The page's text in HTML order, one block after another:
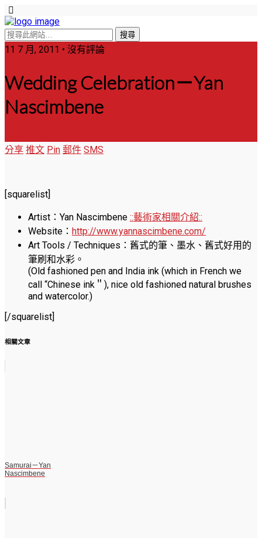
11 7 月, 2011 • 沒有評論
Wedding Celebration－Yan
Nascimbene
分享 推文 Pin 郵件 SMS
[squarelist]
Artist：Yan Nascimbene ::藝術家相關介紹::
Website： http://www.yannascimbene.com/
Art Tools / Techniques：舊式的筆、墨水、舊式好用的
筆刷和水彩。
(Old fashioned pen and India ink (which in French we
call “Chinese ink＂), nice old fashioned natural brushes
and watercolor.)
[/squarelist]
相關文章
Samurai－Yan
Nascimbene